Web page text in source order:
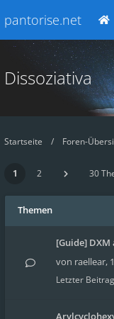
pantorise.net
Dissoziativa
Startseite Foren-
1 2 30
Themen
[Guide] DXM
von raellear,
Letzter